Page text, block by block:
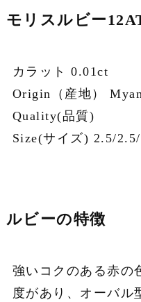
モリスルビー
カラット 0.01ct
Origin（産地）
Quality(品質)
Size(サイズ) 2.5/
ルビーの特徴
強いコクのある赤の
度があり、オーバル